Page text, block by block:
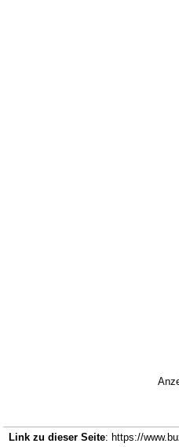
Link zu dieser Seite: https://